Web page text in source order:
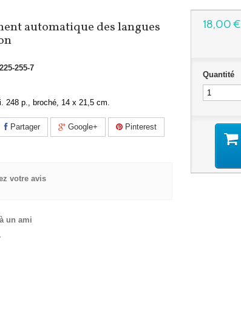
automatique des langues
255-7
248 p., broché, 14 x 21,5 cm.
Partager Google+ Pinterest
votre avis
un ami
18,00 €
Quantité